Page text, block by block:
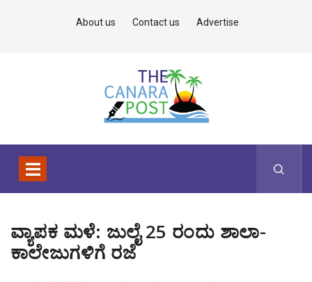
About us Contact us Advertise
ವ್ಯಾಪಕ ಮಳೆ: ಜುಲೈ 25 ರಂದು ಶಾಲಾ-
ಕಾಲೇಜುಗಳಿಗೆ ರಜೆ